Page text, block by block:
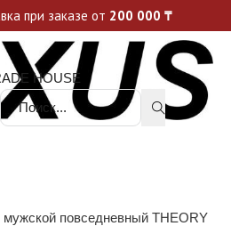
каждую неделю, не пропусти свой шанс
HOUSE
Поиск ...
повседневный THEORY
при заказе от 200 000 ₸